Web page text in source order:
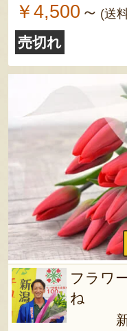
￥4,500 ～ (送
売切れ
フラワ
ね